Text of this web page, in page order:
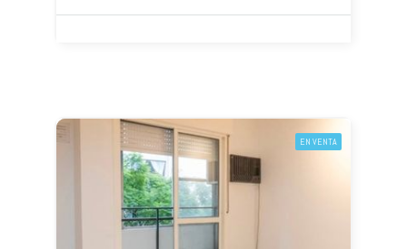
EN VENTA